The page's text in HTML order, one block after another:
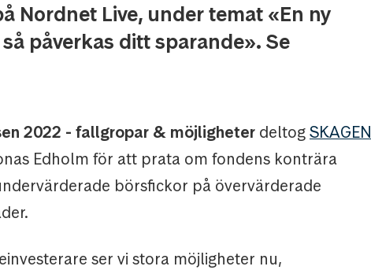
Nordnet Live, under temat «En ny
påverkas ditt sparande». Se
2022 - fallgropar & möjligheter deltogSKAGEN
Edholm för att prata om fondens konträra
börsfickor på övervärderade
ser vi stora möjligheter nu,